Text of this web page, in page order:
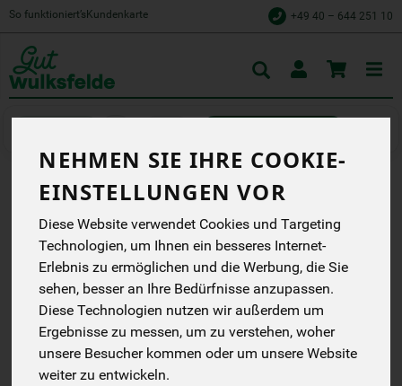
NEHMEN SIE IHRE COOKIE-
EINSTELLUNGEN VOR
Diese Website verwendet Cookies und Targeting
Technologien, um Ihnen ein besseres Internet-
Erlebnis zu ermöglichen und die Werbung, die Sie
sehen, besser an Ihre Bedürfnisse anzupassen.
Diese Technologien nutzen wir außerdem um
Ergebnisse zu messen, um zu verstehen, woher
unsere Besucher kommen oder um unsere Website
weiter zu entwickeln.
So funktioniert’s Kundenkarte +49 40 – 644 251 10
FRISCHKÄSE KRÄUTER 175
G
Doppelrahmstufe,
wärmebehandelt, mit
Kräutern
Weiling bioladen*
EG
AT-BIO-902
Toggle
cart